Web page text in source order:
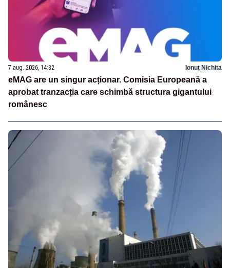
7 aug. 2026, 14:32 Ionuț Nichita
eMAG are un singur acționar. Comisia Europeană a
aprobat tranzacția care schimbă structura gigantului
românesc